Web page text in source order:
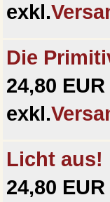
exkl.
Die
24,80
exkl.
Licht aus!
24,80